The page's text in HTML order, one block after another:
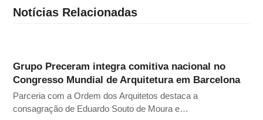
Notícias Relacionadas
Grupo Preceram integra comitiva nacional no
Congresso Mundial de Arquitetura em Barcelona
Parceria com a Ordem dos Arquitetos destaca a
consagração de Eduardo Souto de Moura e…